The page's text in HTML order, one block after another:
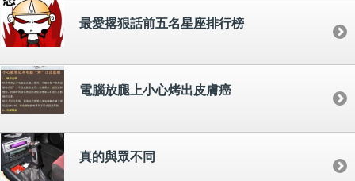
最愛撂狠話前五名星座排行榜
電腦放腿上小心烤出皮膚癌
真的與眾不同